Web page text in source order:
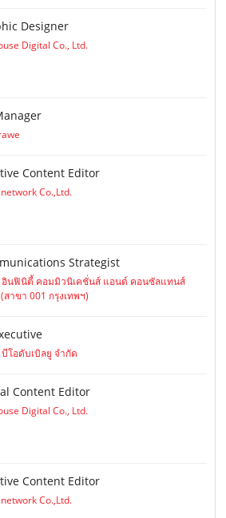
Designer
Digital Co., Ltd.
Content Editor
Co.,Ltd.
Strategist
นฟินิตี้ คอมมิวนิเคชั่นส์ แอนด์ คอนซัลแทนส์
สาขา 001 กรุงเทพฯ)
โอดับเบิลยู จำกัด
Content Editor
Digital Co., Ltd.
Content Editor
Co.,Ltd.